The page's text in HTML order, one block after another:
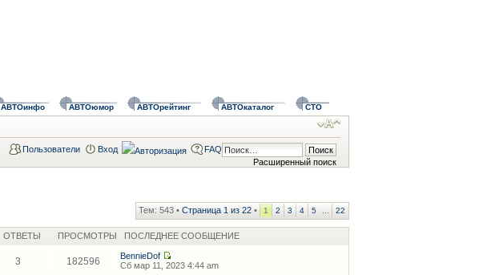
АВТОинфо АВТОюмор АВТОрейтинг АВТОкаталог СТО
Расширенный поиск
Пользователи Вход FAQ
Тем: 543 • Страница 1 из 22 • 1 2 3 4 5 22
ОТВЕТЫ ПРОСМОТРЫ ПОСЛЕДНЕЕ СООБЩЕНИЕ
3 182596
BennieDof
Сб мар 11, 2023 4:44 am